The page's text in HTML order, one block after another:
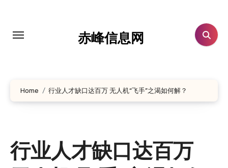
赤峰信息网
Home 行业人才缺口达百万 无人机“飞手”之渴如何解？
行业人才缺口达百万